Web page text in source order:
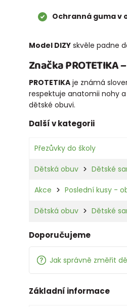
Ochranná guma v
Model DIZY skvěle padne
ZnačkaPROTETIKA
PROTETIKA je známá
respektuje anatomii nohy
dětské obuvi.
Další v kategorii
Přezůvky do školy
Dětská obuv Dětské
Akce Poslední kusy -
Dětská obuv Dětské
Doporučujeme
Jak správně změřit
Základní informace